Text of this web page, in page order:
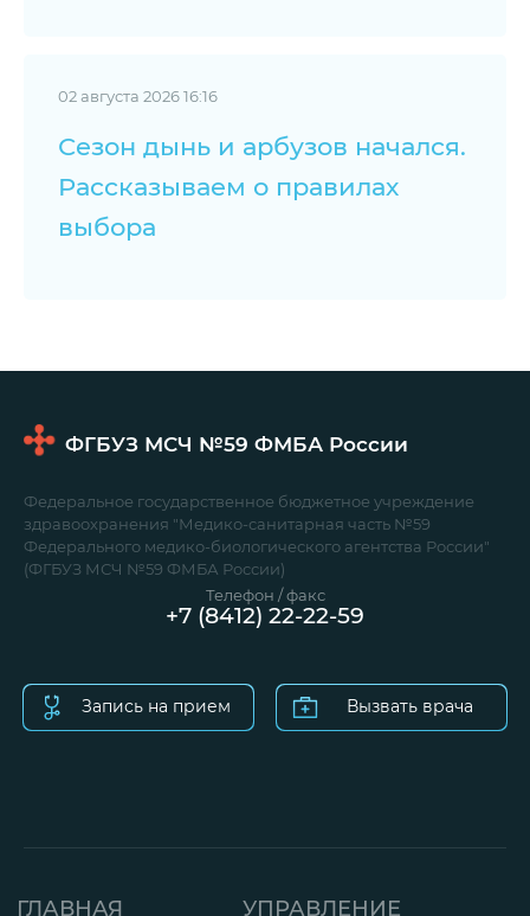
02 августа 2026 16:16
Сезон дынь и арбузов начался.
Рассказываем о правилах
выбора
ФГБУЗ МСЧ №59 ФМБА России
Федеральное государственное бюджетное учреждение
здравоохранения "Медико-санитарная часть №59
Федерального медико-биологического агентства России"
(ФГБУЗ МСЧ №59 ФМБА России)
ГЛАВНАЯ УПРАВЛЕНИЕ
Запись на прием Вызвать врача
Телефон / факс
+7 (8412) 22-22-59